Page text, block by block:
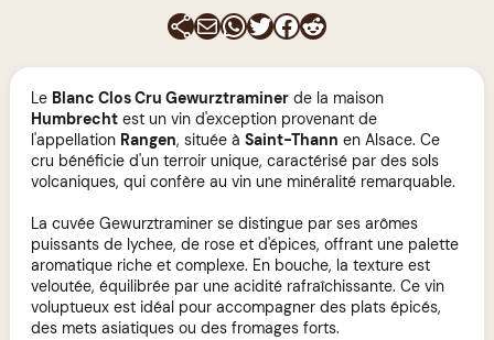
E-mailWhatsApp
Twitter
Facebook
Reddit
Le Blanc Clos Cru Gewurztraminer de la maison
Humbrecht est un vin d'exception provenant de
l'appellation Rangen, située àSaint-Thann en Alsace. Ce
cru bénéficie d'un terroir unique, caractérisé par des sols
volcaniques, qui confère au vin une minéralité remarquable.
La cuvée Gewurztraminer se distingue par ses arômes
puissants de lychee, de rose et d'épices, offrant une palette
aromatique riche et complexe. En bouche, la texture est
veloutée, équilibrée par une acidité rafraîchissante. Ce vin
voluptueux est idéal pour accompagner des plats épicés,
des mets asiatiques ou des fromages forts.